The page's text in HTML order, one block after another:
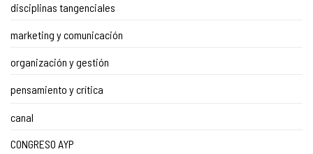
disciplinas tangenciales
marketing y comunicación
organización y gestión
pensamiento y crítica
canal
CONGRESO AYP